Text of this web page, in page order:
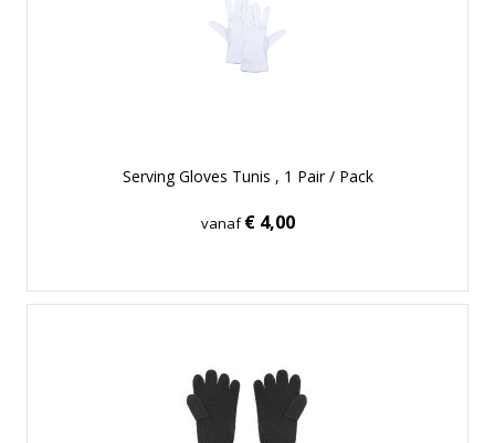
Serving Gloves Tunis , 1 Pair / Pack
vanaf€ 4,00